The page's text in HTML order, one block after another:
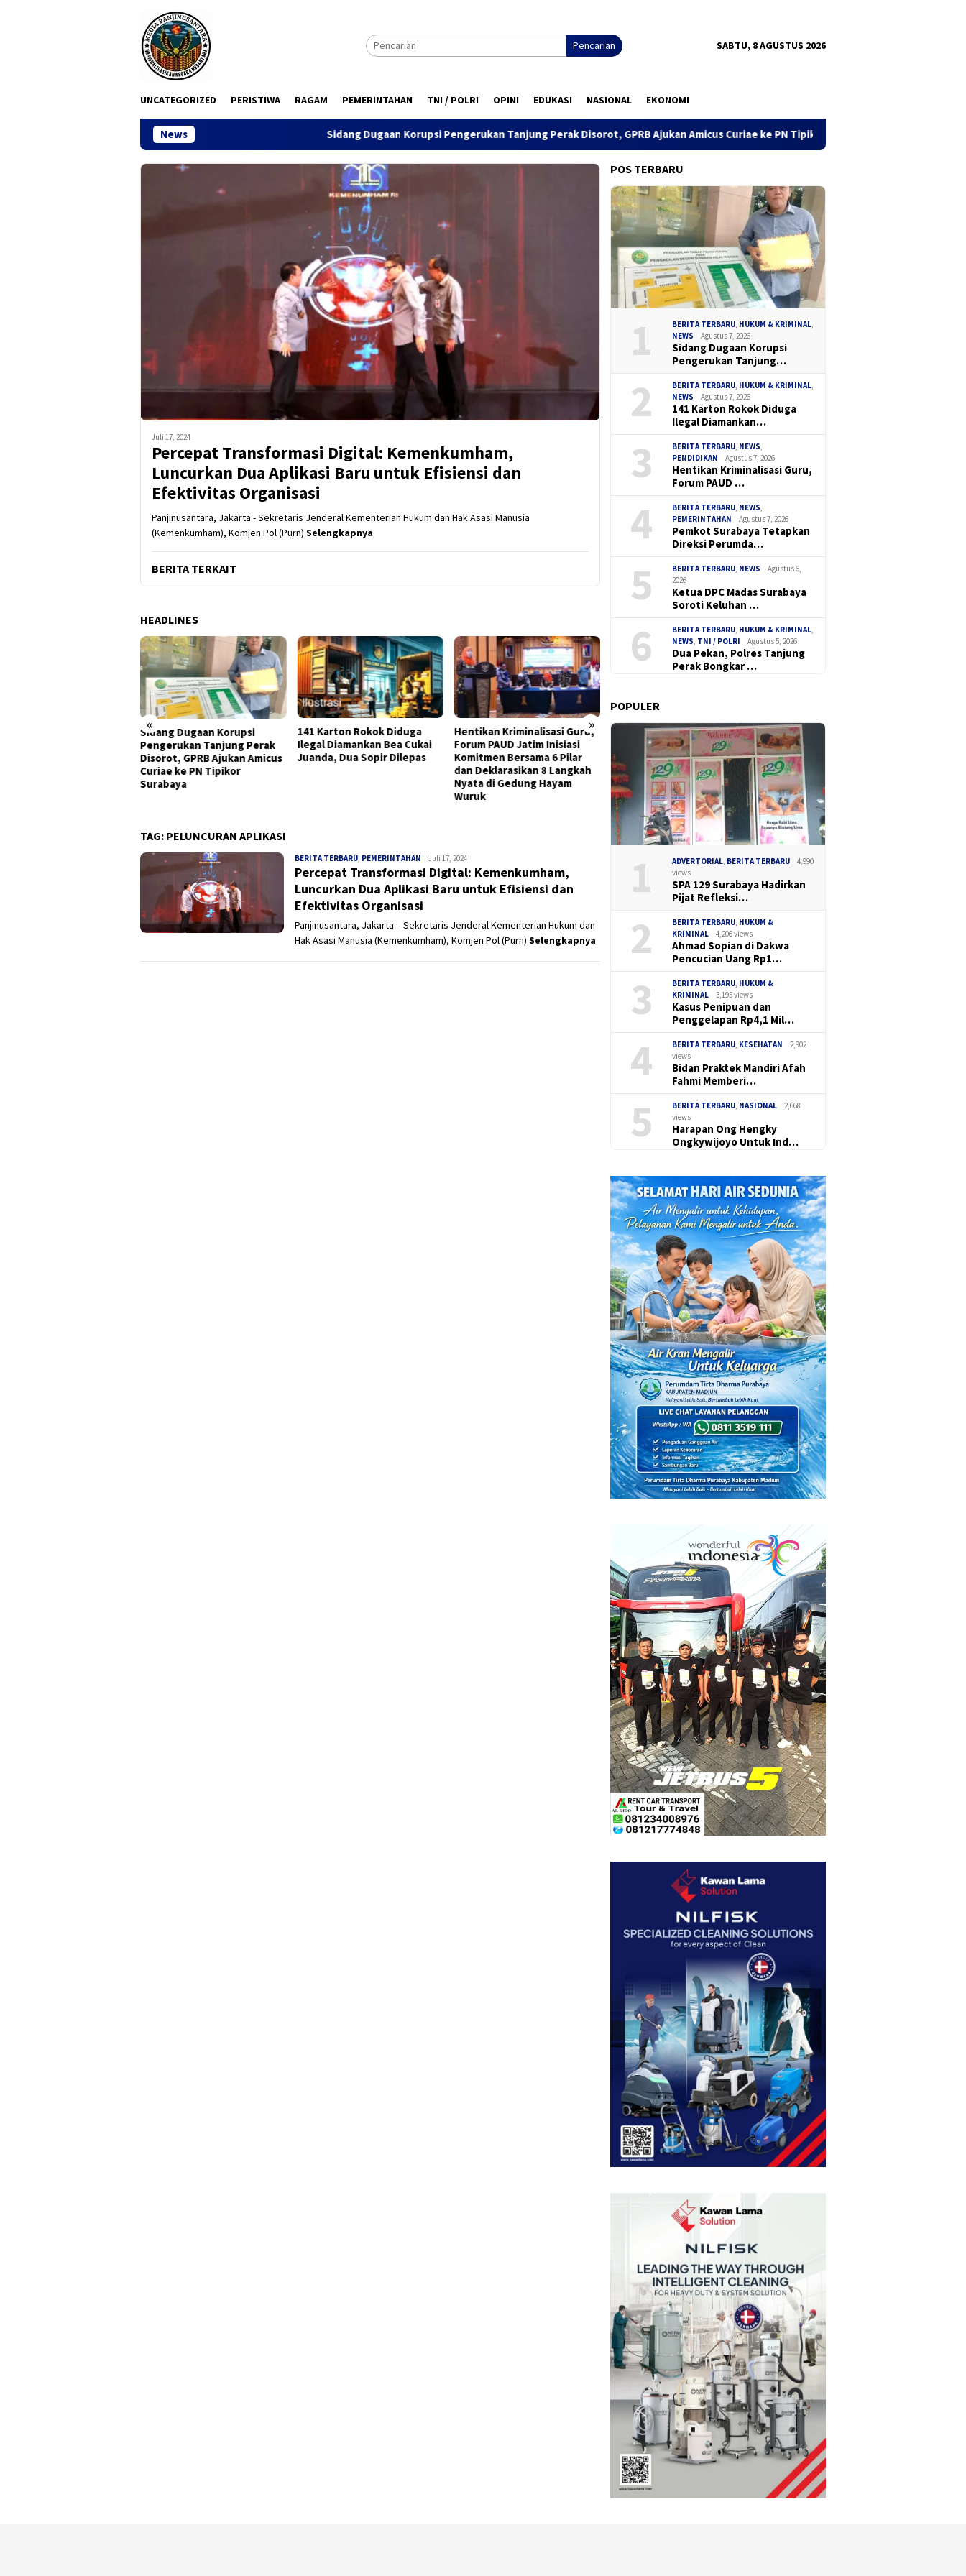
Pencarian SABTU, 8 AGUSTUS 2026
UNCATEGORIZED PERISTIWA RAGAM PEMERINTAHAN TNI / POLRI OPINI EDUKASI NASIONAL EKONOMI
News Sidang Dugaan Korupsi Pengerukan Tanjung Perak Disorot, GPRB Ajukan Amicus Curiae ke PN Tipikor Surabaya
Juli 17, 2024
Percepat Transformasi Digital: Kemenkumham,
Luncurkan Dua Aplikasi Baru untuk Efisiensi dan
Efektivitas Organisasi
Panjinusantara, Jakarta - Sekretaris Jenderal Kementerian Hukum dan Hak Asasi Manusia
(Kemenkumham), Komjen Pol (Purn) Selengkapnya
BERITA TERKAIT
HEADLINES
« »
141 Karton Rokok Diduga
Ilegal Diamankan Bea Cukai
Juanda, Dua Sopir Dilepas
Hentikan Kriminalisasi Guru,
Forum PAUD Jatim Inisiasi
Komitmen Bersama 6 Pilar
Pemkot Surabaya Tetapkan
Direksi Perumda Air Minum
Surya Sembada Periode
2026–2029
Ketua DPC Madas Surabaya
Soroti Keluhan Pedagang
Soal Penertiban Satpol PP,
Minta Pendekatan Humanis
Sidang Dugaan Korupsi
Pengerukan Tanjung Perak
Disorot, GPRB Ajukan Amicus
Curiae ke PN Tipikor
Surabaya
TAG: PELUNCURAN APLIKASI
BERITA TERBARU, PEMERINTAHAN Panjinusantara
Juli 17, 2024
Percepat Transformasi Digital: Kemenkumham,
Luncurkan Dua Aplikasi Baru untuk Efisiensi dan
Efektivitas Organisasi
Panjinusantara, Jakarta – Sekretaris Jenderal Kementerian Hukum dan
Hak Asasi Manusia (Kemenkumham), Komjen Pol (Purn) Selengkapnya
POS TERBARU
1 BERITA TERBARU HUKUM & KRIMINAL
NEWS
Agustus 7, 2026
Sidang Dugaan Korupsi
Pengerukan Tanjung…
2 BERITA TERBARU HUKUM & KRIMINAL
NEWS
Agustus 7, 2026
141 Karton Rokok Diduga
Ilegal Diamankan…
3 BERITA TERBARU NEWS
PENDIDIKAN
Agustus 7, 2026
Hentikan Kriminalisasi Guru,
Forum PAUD …
4 BERITA TERBARU NEWS
PEMERINTAHAN
Agustus 7, 2026
Pemkot Surabaya Tetapkan
Direksi Perumda…
5 BERITA TERBARU NEWS
Agustus 6,
2026
Ketua DPC Madas Surabaya
Soroti Keluhan …
6 BERITA TERBARU HUKUM & KRIMINAL
NEWS TNI / POLRI Agustus 5, 2026
Dua Pekan, Polres Tanjung
Perak Bongkar …
POPULER
1 ADVERTORIAL BERITA TERBARU
4,990
views
SPA 129 Surabaya Hadirkan
Pijat Refleksi…
2 BERITA TERBARU HUKUM &
KRIMINAL
4,206 views
Ahmad Sopian di Dakwa
Pencucian Uang Rp1…
3 BERITA TERBARU HUKUM &
KRIMINAL
3,195 views
Kasus Penipuan dan
Penggelapan Rp4,1 Mil…
4 BERITA TERBARU KESEHATAN
2,902
views
Bidan Praktek Mandiri Afah
Fahmi Memberi…
5 BERITA TERBARU NASIONAL
2,668
views
Harapan Ong Hengky
Ongkywijoyo Untuk Ind…